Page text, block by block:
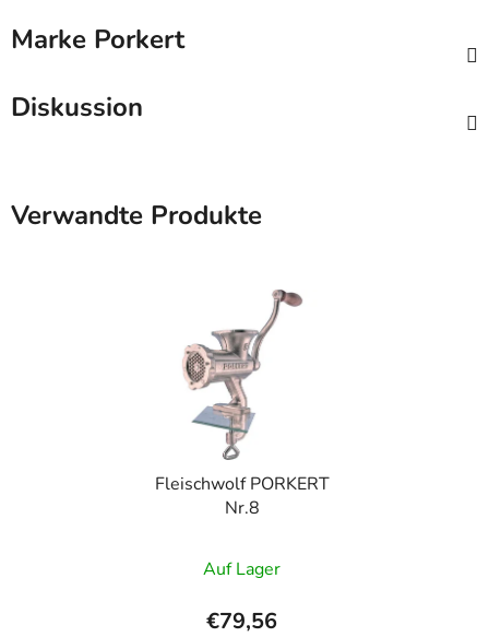
Marke Porkert
Diskussion
Verwandte Produkte
Fleischwolf PORKERT
Nr.8
Auf Lager
€79,56